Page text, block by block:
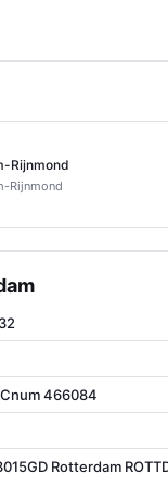
Rijnmond
Rijnmond
466084
Rotterdam